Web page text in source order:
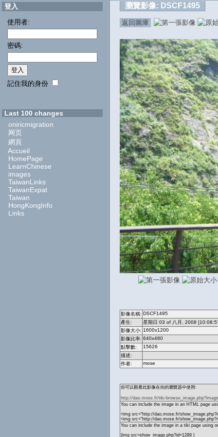
登入
使用者:
密碼:
記住我的身份
Last 100 changes
oniricmigration
网页
網頁
Accueil
HomePage
LearnChinese
images
TaiwanLinks
TaiwanExpat
Taiwan
HongKongInfo
Links
瀏覽影像: DSCF1495
返回圖庫
影像名稱: DSCF1495
產生:
星期日 03 of 八月, 2008
影像大小: 1600x1200
影像比率: 640x480
點擊數:
15626
描述:
作者:
mose
你可以觀看此影像在你的瀏覽器中使用:
http://dao.mose.fr/tiki-
You can include the image in an HTML page
<img src="http://dao.mose.fr/
<img src="http://dao.mose.fr/
You can include the image in a tiki page using
{img src=show_image.php?id=1289 }